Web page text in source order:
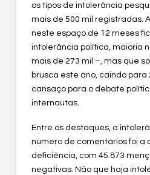
os tipos de intolerância
mais de 500 mil registradas.
neste espaço de 12 meses
intolerância política, maioria
mais de 273 mil –, mas que
brusca este ano, caindo para
cansaço para o debate
internautas.
Entre os destaques, a
número de comentários foi a
deficiência, com 45.873
negativas. Não que haja